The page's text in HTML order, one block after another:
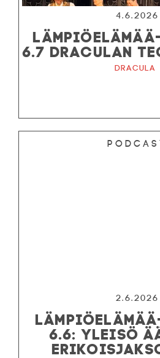
4.6.2026
6.7 DRACULAN
Dracula
2.6.2026
6.6: YLEISÖ